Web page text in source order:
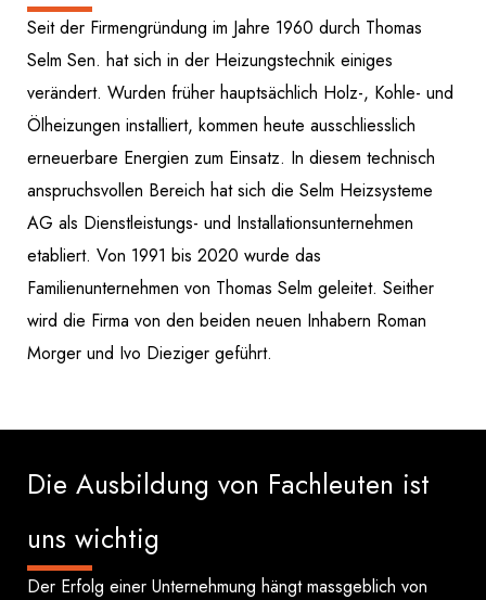
Seit der Firmengründung im Jahre 1960 durch Thomas
Selm Sen. hat sich in der Heizungstechnik einiges
verändert. Wurden früher hauptsächlich Holz-, Kohle- und
Ölheizungen installiert, kommen heute ausschliesslich
erneuerbare Energien zum Einsatz. In diesem technisch
anspruchsvollen Bereich hat sich die Selm Heizsysteme
AG als Dienstleistungs- und Installationsunternehmen
etabliert. Von 1991 bis 2020 wurde das
Familienunternehmen von Thomas Selm geleitet. Seither
wird die Firma von den beiden neuen Inhabern Roman
Morger und Ivo Dieziger geführt.
Die Ausbildung von Fachleuten ist
uns wichtig
Der Erfolg einer Unternehmung hängt massgeblich von